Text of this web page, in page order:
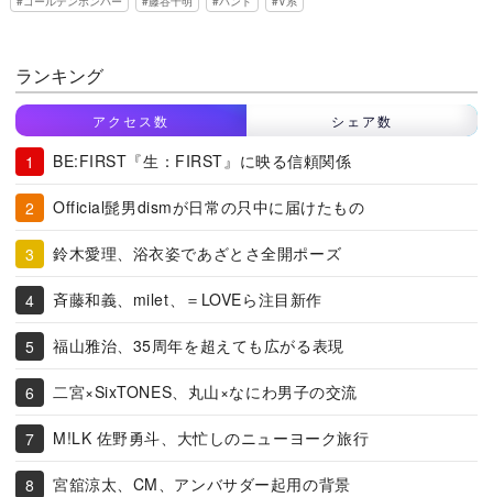
ランキング
アクセス数 シェア数
BE:FIRST『生：FIRST』に映る信頼関係
Official髭男dismが日常の只中に届けたもの
鈴木愛理、浴衣姿であざとさ全開ポーズ
斉藤和義、milet、＝LOVEら注目新作
福山雅治、35周年を超えても広がる表現
二宮×SixTONES、丸山×なにわ男子の交流
M!LK 佐野勇斗、大忙しのニューヨーク旅行
宮舘涼太、CM、アンバサダー起用の背景